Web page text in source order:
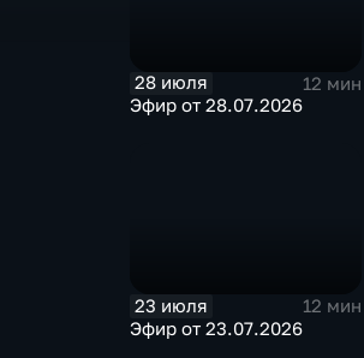
28 июля
12 мин
Эфир от 28.07.2026
23 июля
12 мин
Эфир от 23.07.2026